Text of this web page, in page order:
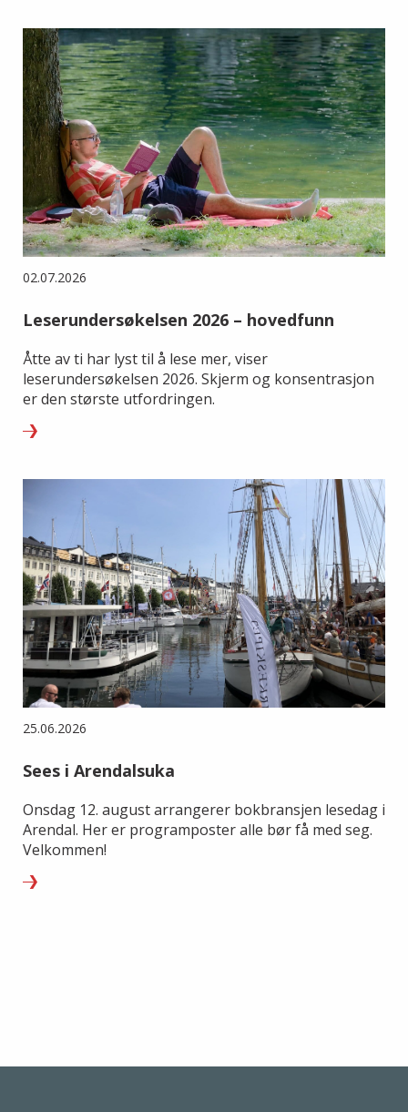
02.07.2026
Leserundersøkelsen 2026 – hovedfunn
Åtte av ti har lyst til å lese mer, viser
leserundersøkelsen 2026. Skjerm og konsentrasjon
er den største utfordringen.
25.06.2026
Sees i Arendalsuka
Onsdag 12. august arrangerer bokbransjen lesedag i
Arendal. Her er programposter alle bør få med seg.
Velkommen!